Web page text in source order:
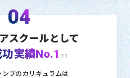
04
スクールとして
実績No.1 ※1
ンプのカリキュラムは